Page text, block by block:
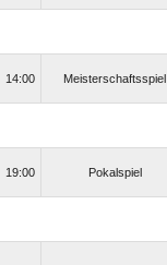
14:00 Meisterschaftsspiel
19:00 Pokalspiel